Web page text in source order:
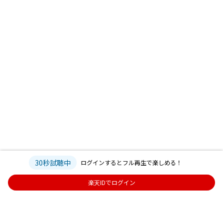
30秒試聴中 ログインするとフル再生で楽しめる！
楽天IDでログイン